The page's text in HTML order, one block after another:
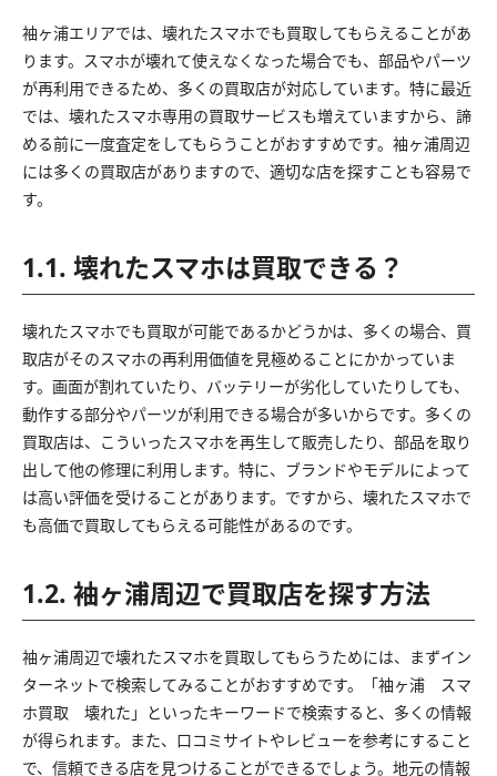
袖ヶ浦エリアでは、壊れたスマホでも買取してもらえることがあ
ります。スマホが壊れて使えなくなった場合でも、部品やパーツ
が再利用できるため、多くの買取店が対応しています。特に最近
では、壊れたスマホ専用の買取サービスも増えていますから、諦
める前に一度査定をしてもらうことがおすすめです。袖ヶ浦周辺
には多くの買取店がありますので、適切な店を探すことも容易で
す。
1.1. 壊れたスマホは買取できる？
壊れたスマホでも買取が可能であるかどうかは、多くの場合、買
取店がそのスマホの再利用価値を見極めることにかかっていま
す。画面が割れていたり、バッテリーが劣化していたりしても、
動作する部分やパーツが利用できる場合が多いからです。多くの
買取店は、こういったスマホを再生して販売したり、部品を取り
出して他の修理に利用します。特に、ブランドやモデルによって
は高い評価を受けることがあります。ですから、壊れたスマホで
も高価で買取してもらえる可能性があるのです。
1.2. 袖ヶ浦周辺で買取店を探す方法
袖ヶ浦周辺で壊れたスマホを買取してもらうためには、まずイン
ターネットで検索してみることがおすすめです。「袖ヶ浦 スマ
ホ買取 壊れた」といったキーワードで検索すると、多くの情報
が得られます。また、口コミサイトやレビューを参考にすること
で、信頼できる店を見つけることができるでしょう。地元の情報